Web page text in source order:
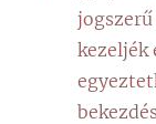
kezeljék